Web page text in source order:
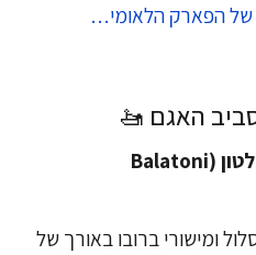
הפארק הלאומי…
האגם 🚤
​9. מסלול האופניים סובב בלטון (Balatoni
ברובו באורך של